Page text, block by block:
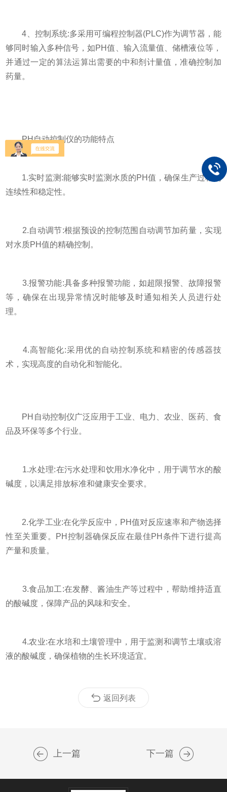
4、控制系统:多采用可编程控制器(PLC)作为调节器，能
够同时输入多种信号，如PH值、输入流量值、储槽液位等，
并通过一定的算法运算出需要的中和剂计量值，准确控制加
药量。
PH自动控制仪的功能特点
1.实时监测:能够实时监测水质的PH值，确保生产过程的
连续性和稳定性。
2.自动调节:根据预设的控制范围自动调节加药量，实现
对水质PH值的精确控制。
3.报警功能:具备多种报警功能，如超限报警、故障报警
等，确保在出现异常情况时能够及时通知相关人员进行处
理。
4.高智能化:采用优的自动控制系统和精密的传感器技
术，实现高度的自动化和智能化。
PH自动控制仪广泛应用于工业、电力、农业、医药、食
品及环保等多个行业。
1.水处理:在污水处理和饮用水净化中，用于调节水的酸
碱度，以满足排放标准和健康安全要求。
2.化学工业:在化学反应中，PH值对反应速率和产物选择
性至关重要。PH控制器确保反应在最佳PH条件下进行提高
产量和质量。
3.食品加工:在发酵、酱油生产等过程中，帮助维持适直
的酸碱度，保障产品的风味和安全。
4.农业:在水培和土壤管理中，用于监测和调节土壤或溶
液的酸碱度，确保植物的生长环境适宜。
返回列表
上一篇 下一篇